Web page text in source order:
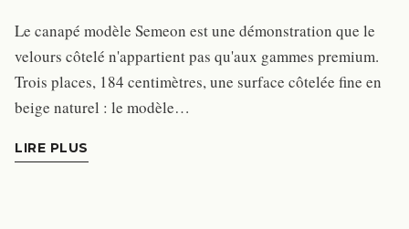
Le canapé modèle Semeon est une démonstration que le
velours côtelé n'appartient pas qu'aux gammes premium.
Trois places, 184 centimètres, une surface côtelée fine en
beige naturel : le modèle…
LIRE PLUS